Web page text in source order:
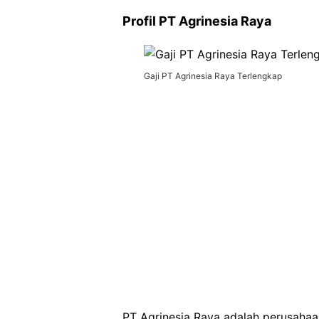
Profil PT Agrinesia Raya
Gaji PT Agrinesia Raya Terlengkap